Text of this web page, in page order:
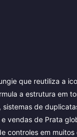
que reutiliza a
a estrutura em
de
vendas de Prata
controles em